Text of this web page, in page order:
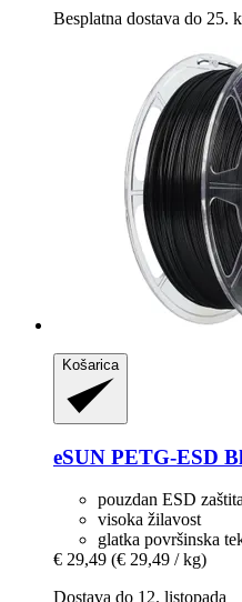
Besplatna dostava do 25.
Košarica
eSUN PETG-​ESD
pouzdan ESD zaštita
visoka žilavost
glatka površinska
€ 29,49 (€ 29,49 / kg)
Dostava do 12. listopada